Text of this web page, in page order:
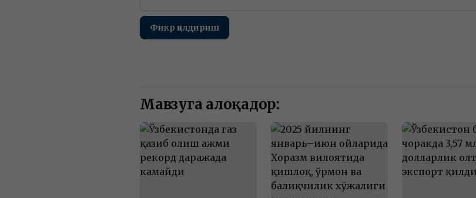
Фикр қолдириш
Мавзуга алоқадор: